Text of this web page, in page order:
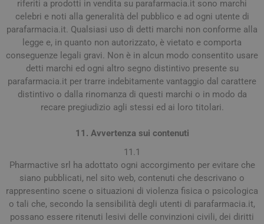
riferiti a prodotti in vendita su parafarmacia.it sono marchi
celebri e noti alla generalità del pubblico e ad ogni utente di
parafarmacia.it. Qualsiasi uso di detti marchi non conforme alla
legge e, in quanto non autorizzato, è vietato e comporta
conseguenze legali gravi. Non è in alcun modo consentito usare
detti marchi ed ogni altro segno distintivo presente su
parafarmacia.it per trarre indebitamente vantaggio dal carattere
distintivo o dalla rinomanza di questi marchi o in modo da
recare pregiudizio agli stessi ed ai loro titolari.
11. Avvertenza sui contenuti
11.1
Pharmactive srl ha adottato ogni accorgimento per evitare che
siano pubblicati, nel sito web, contenuti che descrivano o
rappresentino scene o situazioni di violenza fisica o psicologica
o tali che, secondo la sensibilità degli utenti di parafarmacia.it,
possano essere ritenuti lesivi delle convinzioni civili, dei diritti